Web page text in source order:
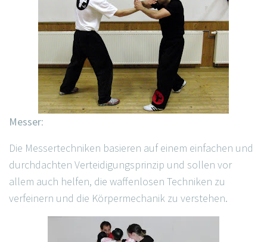
Messer:
Die Messertechniken basieren auf einem einfachen und
durchdachten Verteidigungsprinzip und sollen vor
allem auch helfen, die waffenlosen Techniken zu
verfeinern und die Körpermechanik zu verstehen.